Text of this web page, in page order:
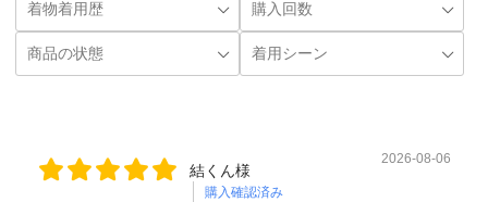
結くん様
購入確認済み
2026-08-06